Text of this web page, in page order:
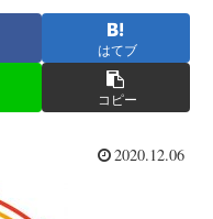
はてブ
コピー
2020.12.06